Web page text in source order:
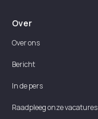
Over
Over ons
Bericht
In de pers
Raadpleeg onze vacatures